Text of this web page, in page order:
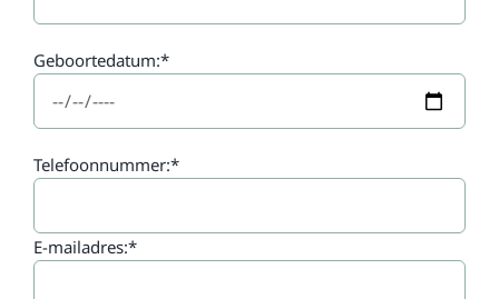
Geboortedatum:*
Telefoonnummer:*
E-mailadres:*